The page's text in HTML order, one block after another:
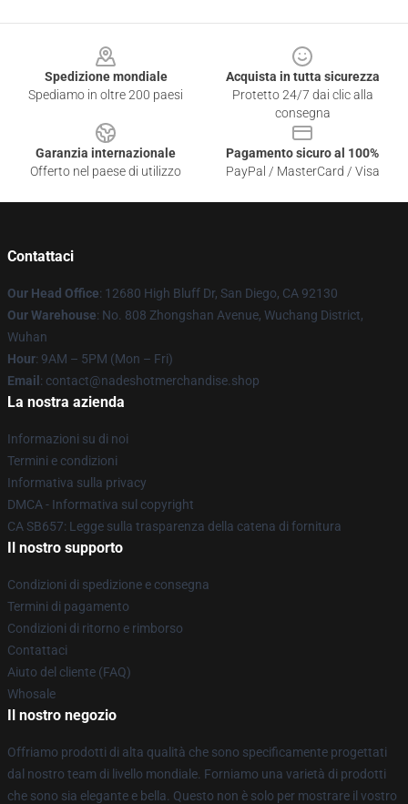
Spedizione mondiale
Spediamo in oltre 200 paesi
Acquista in tutta sicurezza
Protetto 24/7 dai clic alla
consegna
Garanzia internazionale
Offerto nel paese di utilizzo
Pagamento sicuro al 100%
PayPal / MasterCard / Visa
Contattaci
Our Head Office: 12680 High Bluff Dr, San Diego, CA 92130
Our Warehouse: No. 808 Zhongshan Avenue, Wuchang District,
Wuhan
Hour: 9AM – 5PM (Mon – Fri)
Email : contact@nadeshotmerchandise.shop
La nostra azienda
Informazioni su di noi
Termini e condizioni
Informativa sulla privacy
DMCA - Informativa sul copyright
CA SB657: Legge sulla trasparenza della catena di fornitura
Il nostro supporto
Condizioni di spedizione e consegna
Termini di pagamento
Condizioni di ritorno e rimborso
Contattaci
Aiuto del cliente (FAQ)
Whosale
Il nostro negozio
Offriamo prodotti di alta qualità che sono specificamente progettati
dal nostro team di livello mondiale. Forniamo una varietà di prodotti
che sono sia elegante e bella. Questo non è solo per mostrare il vostro